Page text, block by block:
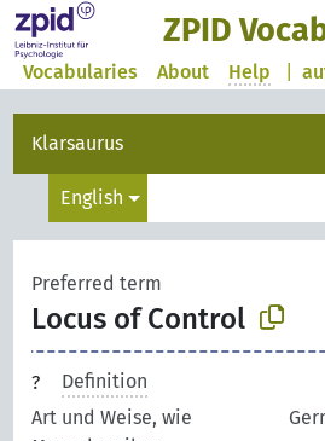
ZPID
Vocabularies About Help
Klarsaurus
English
Preferred term
Locus of Control
Definition
Art und Weise, wie